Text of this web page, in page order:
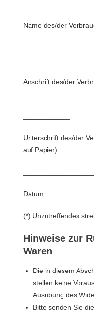
Name des/der
Anschrift des/der
Unterschrift des/der
auf Papier)
Datum
(*) Unzutreffendes
Hinweise zur
Waren
Die in diesem
stellen keine
Ausübung des
Bitte senden Sie